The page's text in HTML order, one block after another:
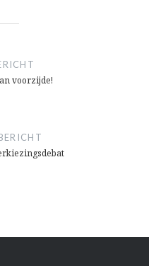
voorzijde!